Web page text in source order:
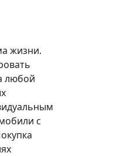
жизни.
любой
с